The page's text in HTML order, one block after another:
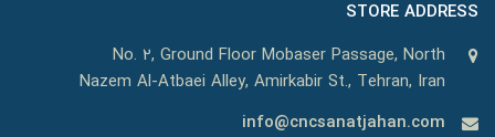
STORE ADDRESS
No. 2, Ground Floor Mobaser Passage, North
Nazem Al-Atbaei Alley, Amirkabir St., Tehran, Iran
info@cncsanatjahan.com